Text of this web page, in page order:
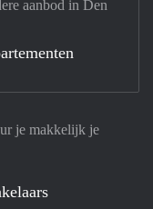
je makkelijk je
aanbod in Den